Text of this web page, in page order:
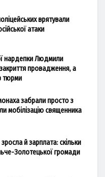
врятували
атаки
нардепки Людмили
провадження, а
тюрми
забрали просто з
мобілізацію священника
й зарплата: скільки
Золотецької громади